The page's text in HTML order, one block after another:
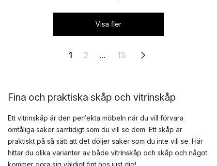
Visa fler
1 2 ... 13
Fina och praktiska skåp och vitrinskåp
Ett vitrinskåp är den perfekta möbeln när du vill förvara
ömtåliga saker samtidigt som du vill se dem. Ett skåp är
praktiskt på så sätt att det döljer saker som du inte vill se. Här
hittar du olika varianter av både vitrinskåp och skåp och något
kommer göra sig väldigt fint hos just dig!